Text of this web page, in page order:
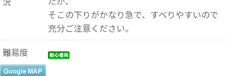
そこの下りがかなり急で、すべりやすいので
充分ご注意ください。
難易度